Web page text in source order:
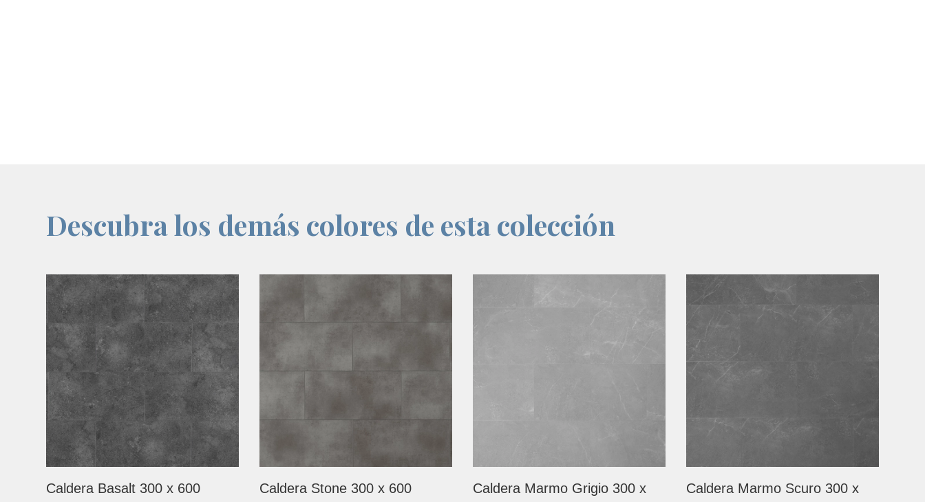
Descubra los demás colores de esta colección
Caldera Basalt 300 x 600 Caldera Stone 300 x 600
Caldera Marmo Grigio 300 x
Caldera Marmo Scuro 300 x